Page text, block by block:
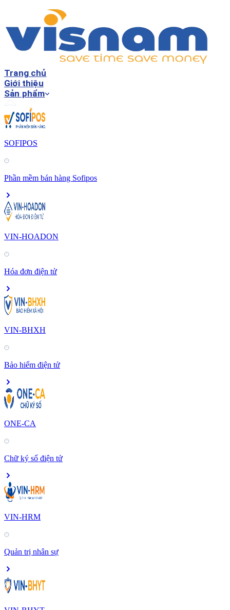
Trang chủ
Giới thiệu
Sản phẩm
SOFIPOS
Phần mềm bán hàng Sofipos
VIN-HOADON
Hóa đơn điện tử
VIN-BHXH
Bảo hiểm điện tử
ONE-CA
Chữ ký số điện tử
VIN-HRM
Quản trị nhân sự